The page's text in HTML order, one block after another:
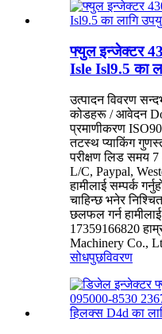
फ्युल इन्जेक्टर
Isle Isl9.5 का
उत्पादन विवरण
कोडहरू / आवेदन
प्रमाणीकरण
तटस्थ प्याकिंग
परीक्षण लिड समय 7
L/C, Paypal,
हामीलाई सम्पर्क
चाहिन्छ भनेर
छलफल गर्न
17359166820
Machinery Co.,
सोधपुछविवरण